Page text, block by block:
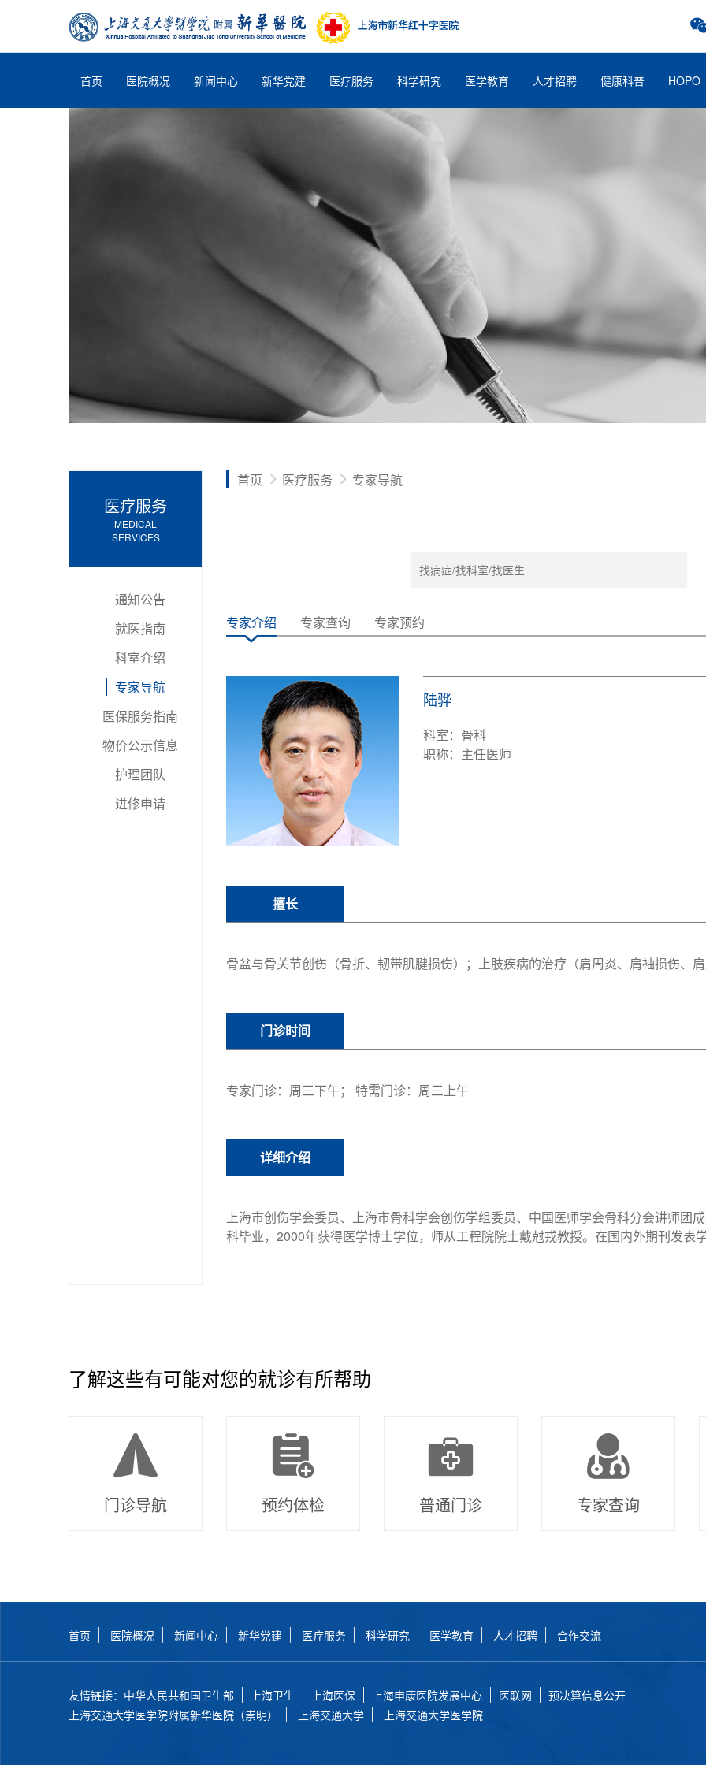
首页 医院概况 新闻中心 新华党建 医疗服务 科学研究 医学教育 人才招聘 健康科普 HOPO
医疗服务
MEDICAL
SERVICES
通知公告
就医指南
科室介绍
专家导航
医保服务指南
物价公示信息
护理团队
进修申请
首页 医疗服务 专家导航
专家介绍 专家查询 专家预约
陆骅
科室：骨科
职称：主任医师
擅长
骨盆与骨关节创伤（骨折、韧带肌腱损伤）；上肢疾病的治疗（肩周炎、肩袖损伤、
门诊时间
专家门诊：周三下午； 特需门诊：周三上午
详细介绍
上海市创伤学会委员、上海市骨科学会创伤学组委员、中国医师学会骨科分会讲师团
科毕业，2000年获得医学博士学位，师从工程院院士戴尅戎教授。在国内外期刊发表
了解这些有可能对您的就诊有所帮助
门诊导航 预约体检 普通门诊 专家查询
首页 医院概况 新闻中心 新华党建 医疗服务 科学研究 医学教育 人才招聘 合作交流
友情链接： 中华人民共和国卫生部 上海卫生 上海医保 上海申康医院发展中心 医联网
预决算信息公开
上海交通大学医学院附属新华医院（崇明）
上海交通大学 上海交通大学医学院